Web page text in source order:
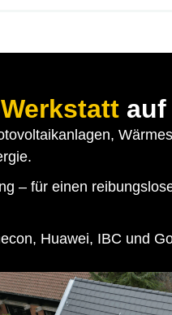
– für einen
Huawei, IBC und